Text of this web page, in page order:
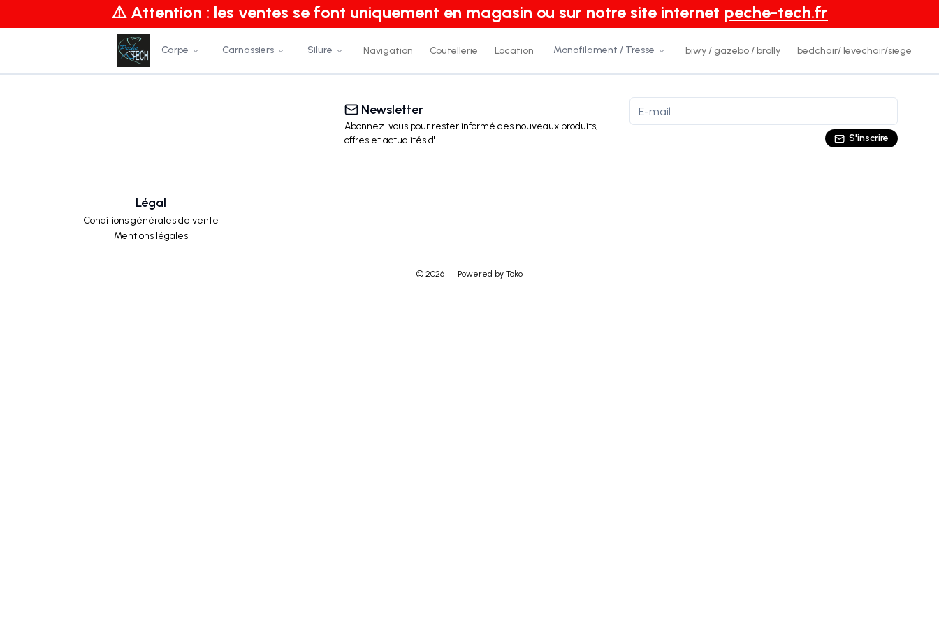
⚠️ Attention : les ventes se font uniquement en magasin ou sur notre site internet peche-tech.fr
Carpe Carnassiers Silure Navigation Coutellerie Location Monofilament / Tresse biwy / gazebo / brolly bedchair/ levechair/siege
Newsletter
Abonnez-vous pour rester informé des nouveaux produits,
offres et actualitésd'. S'inscrire
Légal
Conditions générales de vente
Mentions légales
© 2026 | Powered by Toko